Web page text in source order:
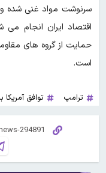
سرنوشت مواد غنی شده و
اقتصاد ایران انجام می
حمایت از گروه های
است.
ترامپ توافق آمریکا